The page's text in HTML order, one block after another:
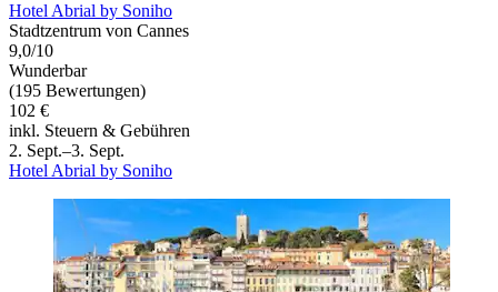
Hotel Abrial by Soniho
Stadtzentrum von Cannes
9,0/10
Wunderbar
(195 Bewertungen)
102 €
inkl. Steuern & Gebühren
2. Sept.–3. Sept.
Hotel Abrial by Soniho